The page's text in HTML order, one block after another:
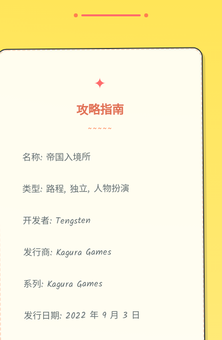
✦
攻略指南
~~~~~
名称: 帝国入境所
类型: 路程, 独立, 人物扮演
开发者: Tengsten
发行商: Kagura Games
系列: Kagura Games
发行日期: 2022 年 9 月 3 日